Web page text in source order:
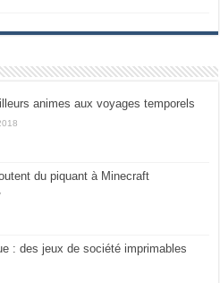
animes aux voyages temporels
du piquant à Minecraft
: des jeux de société imprimables